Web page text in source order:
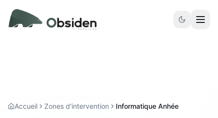
Accueil Zones d'intervention Informatique Anhée